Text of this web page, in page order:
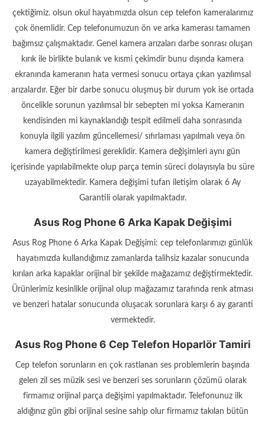
çektiğimiz. olsun okul hayatımızda olsun cep telefon kameralarımız
çok önemlidir. Cep telefonumuzun ön ve arka kamerası tamamen
bağımsız çalışmaktadır. Genel kamera arızaları darbe sonrası oluşan
kırık ile birlikte bulanık ve kısmi çekimdir bunu dışında kamera
ekranında kameranın hata vermesi sonucu ortaya çıkan yazılımsal
arızalardır. Eğer bir darbe sonucu oluşmuş bir durum yok ise ortada
öncelikle sorunun yazılımsal bir sebepten mi yoksa Kameranın
kendisinden mi kaynaklandığı tespit edilmeli daha sonrasında
konuyla ilgili yazılım güncellemesi/ sıfırlaması yapılmalı veya ön
kamera değiştirilmesi gereklidir. Kamera değişimleri aynı gün
içerisinde yapılabilmekte olup parça temin süreci dolayısıyla bu süre
uzayabilmektedir. Kamera değişimi tufan iletişim olarak 6 Ay
Garantili olarak yapılmaktadır.
Asus Rog Phone 6 Arka Kapak Değişimi
Asus Rog Phone 6 Arka Kapak Değişimi: cep telefonlarımızı günlük
hayatımızda kullandığımız zamanlarda talihsiz kazalar sonucunda
kırılan arka kapaklar orijinal bir şekilde mağazamız değiştirmektedir.
Ürünlerimiz kesinlikle orijinal olup mağazamız tarafında renk atması
ve benzeri hatalar sonucunda oluşacak sorunlara karşı 6 ay garanti
vermektedir.
Asus Rog Phone 6 Cep Telefon Hoparlör Tamiri
Cep telefon sorunların en çok rastlanan ses problemlerin başında
gelen zil ses müzik sesi ve benzeri ses sorunların çözümü olarak
firmamız orijinal parça değişimi yapılmaktadır. Telefonunuz ilk
aldığınız gün gibi orijinal sesine sahip olur firmamız takılan bütün